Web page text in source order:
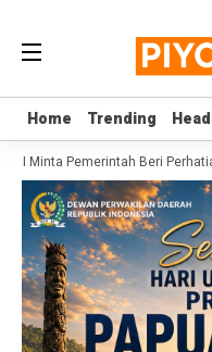
Home Trending
Home Trending
Minta Pemerintah Beri Perhatian